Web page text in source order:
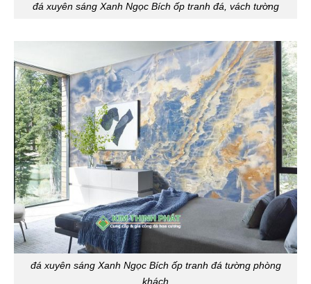
đá xuyên sáng Xanh Ngọc Bích ốp tranh đá, vách tường
đá xuyên sáng Xanh Ngọc Bích ốp tranh đá tường phòng
khách